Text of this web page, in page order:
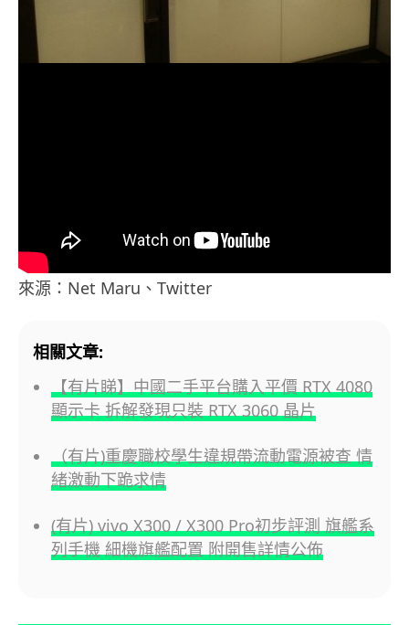
來源：Net Maru、Twitter
相關文章:
【有片睇】中國二手平台購入平價 RTX 4080
顯示卡 拆解發現只裝 RTX 3060 晶片
（有片)重慶職校學生違規帶流動電源被查 情
緒激動下跪求情
(有片) vivo X300 / X300 Pro初步評測 旗艦系
列手機 細機旗艦配置 附開售詳情公佈